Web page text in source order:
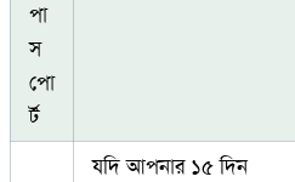
পা
স
পো
র্ট
যদি আপনার ১৫ দিন